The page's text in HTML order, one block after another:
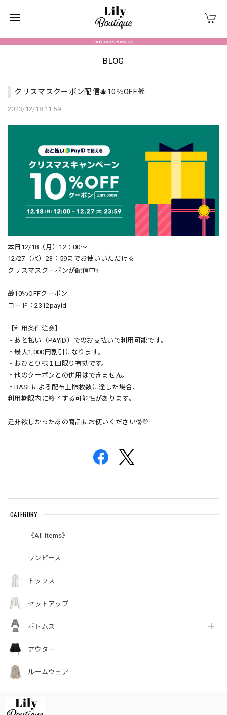
BLOG
クリスマスクーポン配信🎄10％OFF🎁
2023/12/18 11:59
本日12/18（月）12：00～
12/27（水）23：59までお使いいただける
クリスマスクーポンが配信中✨
🎁10％OFFクーポン
コード：2312payid
【利用条件注意】
・あと払い（PAYID）でのお支払いで利用可能です。
・最大1,000円割引になります。
・おひとり様１回限り有効です。
・他のクーポンとの併用はできません。
・BASEによる配布上限枚数に達した場合、
利用期限内に終了する可能性があります。
是非欲しかったあの商品にお使いください🎅💛
CATEGORY
《All Items》
ワンピース
トップス
セットアップ
ボトムス
アウター
ルームウェア